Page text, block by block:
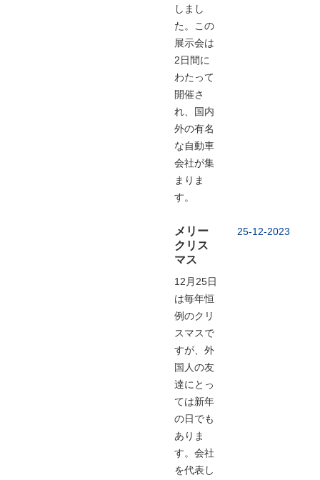
しまし
た。この
展示会は
2日間に
わたって
開催さ
れ、国内
外の有名
な自動車
会社が集
まりま
す。
25-12-2023
メリー
クリス
マス
12月25日
は毎年恒
例のクリ
スマスで
すが、外
国人の友
達にとっ
ては新年
の日でも
ありま
す。会社
を代表し